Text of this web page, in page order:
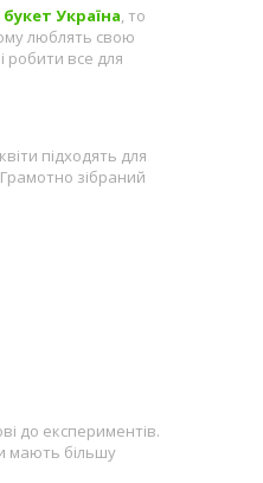
Україна, то
люблять свою
робити все для
підходять для
зібраний
до експериментів.
мають більшу